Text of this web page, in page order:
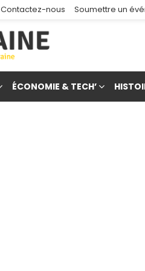
Contactez-nous Soumettre un
ÉCONOMIE & TECH’